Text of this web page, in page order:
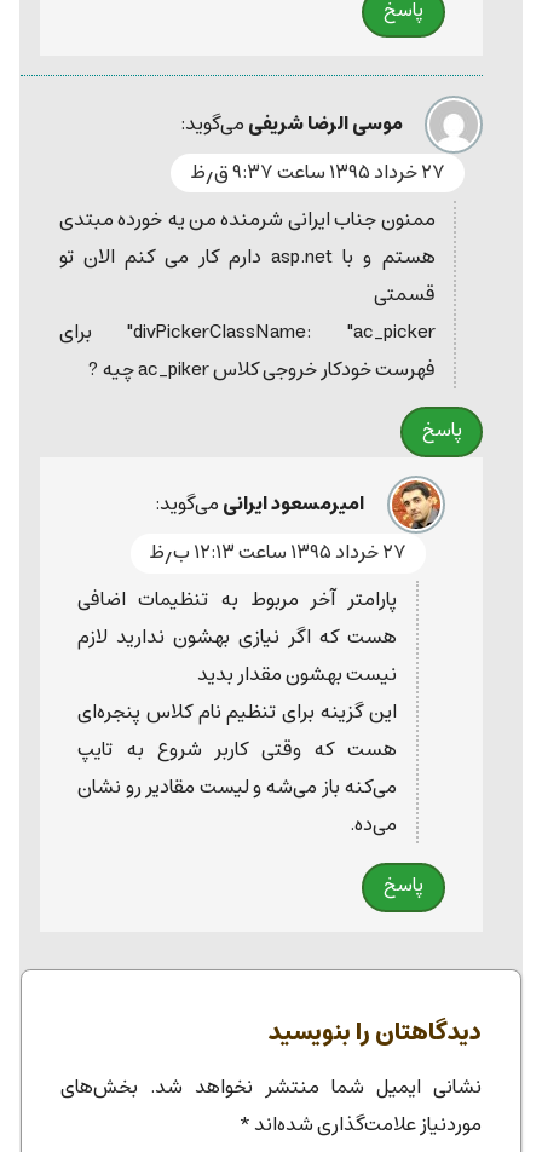
پاسخ
موسی الرضا شریفیمی‌گوید:
۲۷ خرداد ۱۳۹۵ ساعت ۹:۳۷ ق٫ظ
ممنون جناب ایرانی شرمنده من یه خورده مبتدی
هستم و با asp.net دارم کار می کنم الان تو
قسمتی
divPickerClassName: "ac_picker" برای
فهرست خودکار خروجی کلاس ac_piker چیه ?
پاسخ
امیرمسعود ایرانیمی‌گوید:
۲۷ خرداد ۱۳۹۵ ساعت ۱۲:۱۳ ب٫ظ
پارامتر آخر مربوط به تنظیمات اضافی
هست که اگر نیازی بهشون ندارید لازم
نیست بهشون مقدار بدید
این گزینه برای تنظیم نام کلاس پنجره‌ای
هست که وقتی کاربر شروع به تایپ
می‌کنه باز می‌شه و لیست مقادیر رو نشان
می‌ده.
پاسخ
دیدگاهتان را بنویسید
نشانی ایمیل شما منتشر نخواهد شد. بخش‌های
موردنیاز علامت‌گذاری شده‌اند*